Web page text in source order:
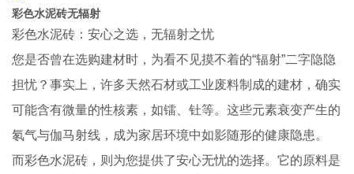
彩色水泥砖无辐射
彩色水泥砖：安心之选，无辐射之忧
您是否曾在选购建材时，为看不见摸不着的“辐射”二字隐隐
担忧？事实上，许多天然石材或工业废料制成的建材，确实
可能含有微量的性核素，如镭、钍等。这些元素衰变产生的
氡气与伽马射线，成为家居环境中如影随形的健康隐患。
而彩色水泥砖，则为您提供了安心无忧的选择。它的原料是